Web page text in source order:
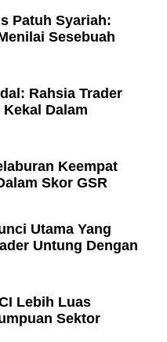
Patuh Syariah:
Sesebuah
Rahsia Trader
Dalam
Keempat
Skor GSR
Utama Yang
Untung Dengan
Lebih Luas
Sektor